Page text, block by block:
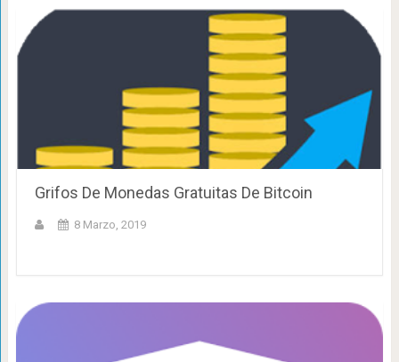
Grifos De Monedas Gratuitas De Bitcoin
8 Marzo, 2019